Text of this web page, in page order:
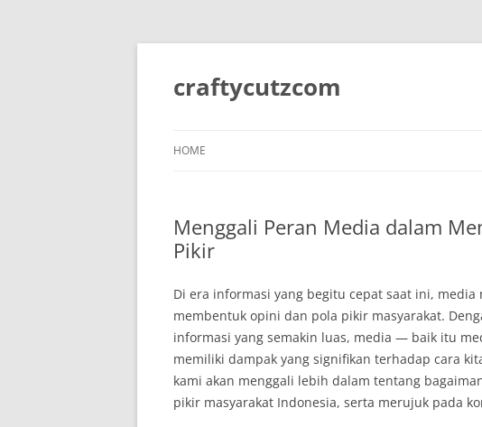
Skip
content
craftycutzcom
HOME
Menggali Peran Media dalam
Pikir
Di era informasi yang begitu cepat saat ini,
membentuk opini dan pola pikir masyarakat.
informasi yang semakin luas, media — baik itu
memiliki dampak yang signifikan terhadap cara
kami akan menggali lebih dalam tentang
pikir masyarakat Indonesia, serta merujuk pada